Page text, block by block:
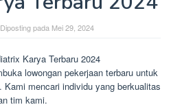
Diposting pada Mei 29, 2024
Karya Terbaru 2024
lowongan pekerjaan terbaru untuk
mencari individu yang berkualitas
tim kami.